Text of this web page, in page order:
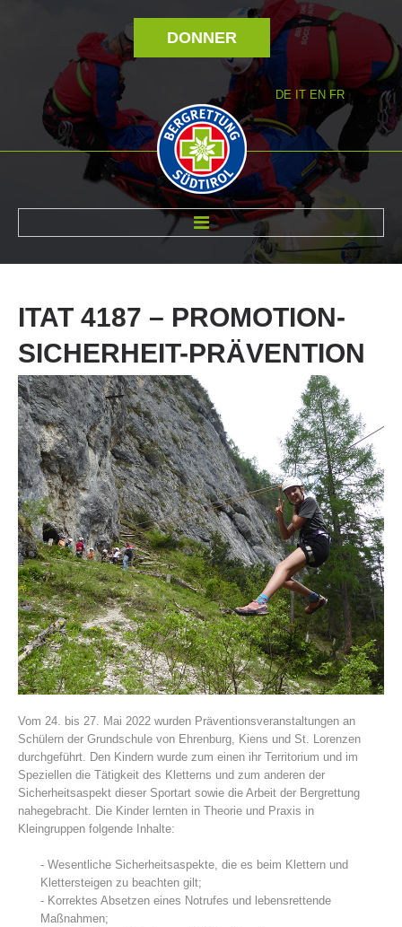
DONNER
DE IT EN FR
Histoire de l'association
ITAT 4187 – PROMOTION-
SICHERHEIT-PRÄVENTION
Vom 24. bis 27. Mai 2022 wurden Präventionsveranstaltungen an
Schülern der Grundschule von Ehrenburg, Kiens und St. Lorenzen
durchgeführt. Den Kindern wurde zum einen ihr Territorium und im
Speziellen die Tätigkeit des Kletterns und zum anderen der
Sicherheitsaspekt dieser Sportart sowie die Arbeit der Bergrettung
nahegebracht. Die Kinder lernten in Theorie und Praxis in
Kleingruppen folgende Inhalte:
- Wesentliche Sicherheitsaspekte, die es beim Klettern und
Klettersteigen zu beachten gilt;
- Korrektes Absetzen eines Notrufes und lebensrettende
Maßnahmen;